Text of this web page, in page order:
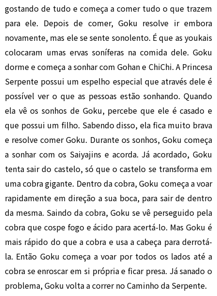
gostando de tudo e começa a comer tudo o que trazem
para ele. Depois de comer, Goku resolve ir embora
novamente, mas ele se sente sonolento. É que as youkais
colocaram umas ervas soníferas na comida dele. Goku
dorme e começa a sonhar com Gohan e ChiChi. A Princesa
Serpente possui um espelho especial que através dele é
possível ver o que as pessoas estão sonhando. Quando
ela vê os sonhos de Goku, percebe que ele é casado e
que possui um filho. Sabendo disso, ela fica muito brava
e resolve comer Goku. Durante os sonhos, Goku começa
a sonhar com os Saiyajins e acorda. Já acordado, Goku
tenta sair do castelo, só que o castelo se transforma em
uma cobra gigante. Dentro da cobra, Goku começa a voar
rapidamente em direção a sua boca, para sair de dentro
da mesma. Saindo da cobra, Goku se vê perseguido pela
cobra que cospe fogo e ácido para acertá-lo. Mas Goku é
mais rápido do que a cobra e usa a cabeça para derrotá-
la. Então Goku começa a voar por todos os lados até a
cobra se enroscar em si própria e ficar presa. Já sanado o
problema, Goku volta a correr no Caminho da Serpente.